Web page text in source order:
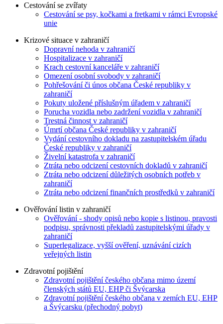
Cestování se zvířaty
Cestování se psy, kočkami a fretkami v rámci Evropské
unie
Krizové situace v zahraničí
Dopravní nehoda v zahraničí
Hospitalizace v zahraničí
Krach cestovní kanceláře v zahraničí
Omezení osobní svobody v zahraničí
Pohřešování či únos občana České republiky v
zahraničí
Pokuty uložené příslušným úřadem v zahraničí
Porucha vozidla nebo zadržení vozidla v zahraničí
Trestná činnost v zahraničí
Úmrtí občana České republiky v zahraničí
Vydání cestovního dokladu na zastupitelském úřadu
České republiky v zahraničí
Živelní katastrofa v zahraničí
Ztráta nebo odcizení cestovních dokladů v zahraničí
Ztráta nebo odcizení důležitých osobních potřeb v
zahraničí
Ztráta nebo odcizení finančních prostředků v zahraničí
Ověřování listin v zahraničí
Ověřování - shody opisů nebo kopie s listinou, pravosti
podpisu, správnosti překladů zastupitelskými úřady v
zahraničí
Superlegalizace, vyšší ověření, uznávání cizích
veřejných listin
Zdravotní pojištění
Zdravotní pojištění českého občana mimo území
členských států EU, EHP či Švýcarska
Zdravotní pojištění českého občana v zemích EU, EHP
a Švýcarsku (přechodný pobyt)